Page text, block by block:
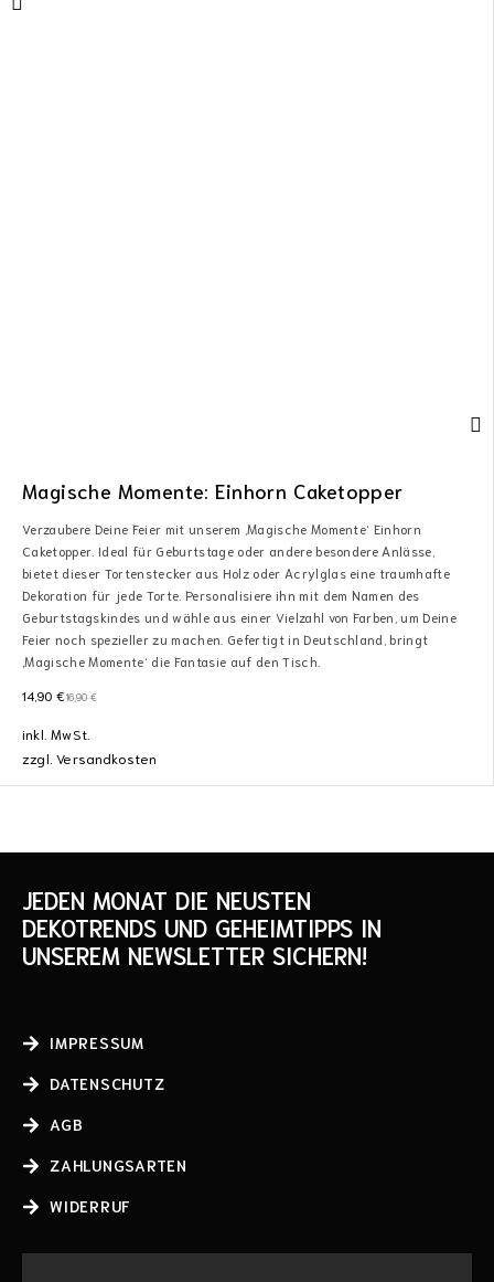
Magische Momente: Einhorn Caketopper
Verzaubere Deine Feier mit unserem ‚Magische Momente‘ Einhorn
Caketopper. Ideal für Geburtstage oder andere besondere Anlässe,
bietet dieser Tortenstecker aus Holz oder Acrylglas eine traumhafte
Dekoration für jede Torte. Personalisiere ihn mit dem Namen des
Geburtstagskindes und wähle aus einer Vielzahl von Farben, um Deine
Feier noch spezieller zu machen. Gefertigt in Deutschland, bringt
‚Magische Momente‘ die Fantasie auf den Tisch.
16,90€
14,90 €
inkl. MwSt.
zzgl.Versandkosten
JEDEN MONAT DIE NEUSTEN
DEKOTRENDS UND GEHEIMTIPPS IN
UNSEREM NEWSLETTER SICHERN!
IMPRESSUM
DATENSCHUTZ
AGB
ZAHLUNGSARTEN
WIDERRUF